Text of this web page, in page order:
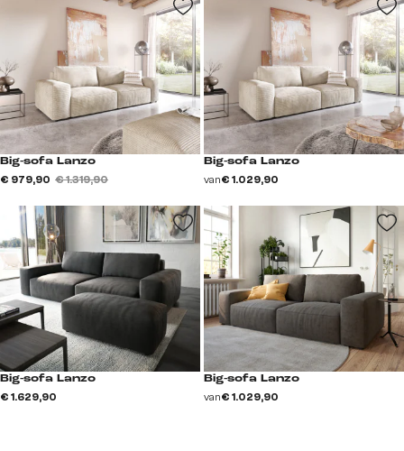
Big-sofa Lanzo
€ 979,90 € 1.319,90
Big-sofa Lanzo
van€ 1.029,90
Big-sofa Lanzo
€ 1.629,90
Big-sofa Lanzo
van€ 1.029,90